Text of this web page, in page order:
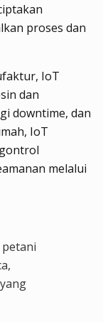
proses dan
IoT
dan
downtime, dan
IoT
melalui